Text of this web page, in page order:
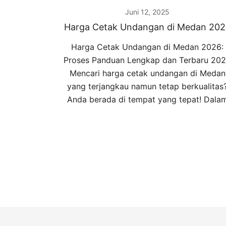
Juni 12, 2025
Harga Cetak Undangan di Medan
Harga Cetak Undangan di Medan 2026:
Proses Panduan Lengkap dan Terbaru
Mencari harga cetak undangan di Medan
yang terjangkau namun tetap
Anda berada di tempat yang tepat!